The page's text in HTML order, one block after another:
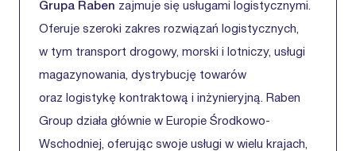
Grupa Raben zajmuje się usługami logistycznymi.
Oferuje szeroki zakres rozwiązań logistycznych,
w tym transport drogowy, morski i lotniczy, usługi
magazynowania, dystrybucję towarów
oraz logistykę kontraktową i inżynieryjną. Raben
Group działa głównie w Europie Środkowo-
Wschodniej, oferując swoje usługi w wielu krajach,